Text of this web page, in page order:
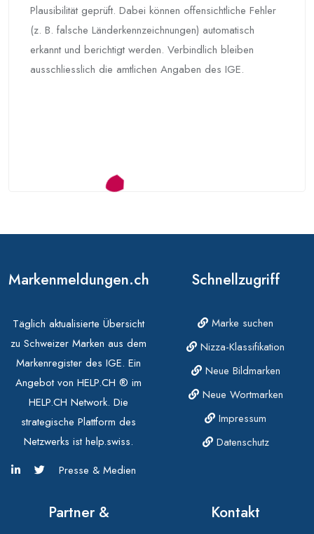
Plausibilität geprüft. Dabei können offensichtliche Fehler
(z. B. falsche Länderkennzeichnungen) automatisch
erkannt und berichtigt werden. Verbindlich bleiben
ausschliesslich die amtlichen Angaben des IGE.
Markenmeldungen.ch
Täglich aktualisierte Übersicht
zu Schweizer Marken aus dem
Markenregister des IGE. Ein
Angebot von HELP.CH ® im
HELP.CH Network. Die
strategische Plattform des
Netzwerks ist help.swiss.
Presse & Medien
Schnellzugriff
Marke suchen
Nizza-Klassifikation
Neue Bildmarken
Neue Wortmarken
Impressum
Datenschutz
Partner & Kontakt